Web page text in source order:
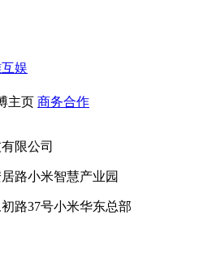
娱
主页 商务合作
限公司
路小米智慧产业园
路37号小米华东总部